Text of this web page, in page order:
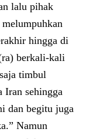
lalu pihak
hingga di
berkali-kali
timbul
Iran sehingga
dan begitu juga
Namun